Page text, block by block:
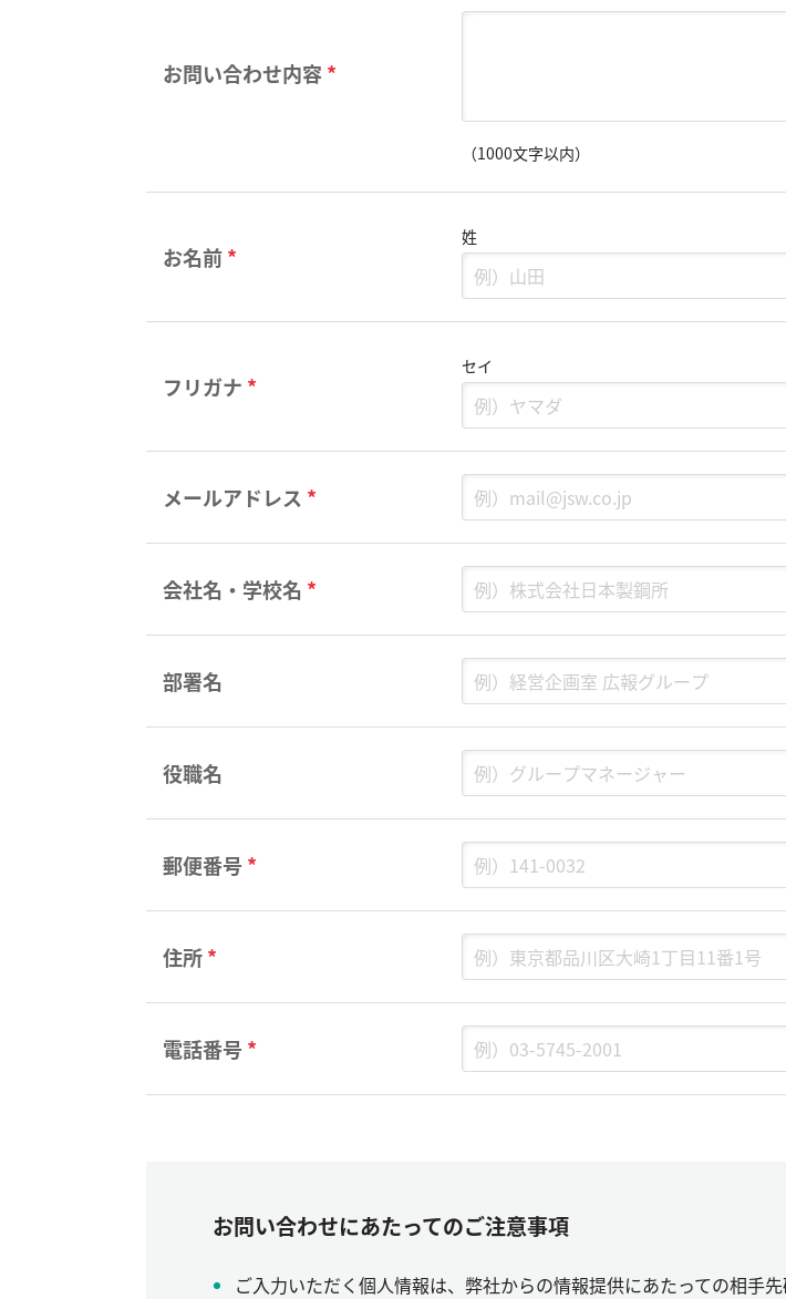
お問い合わせ内容*
（1000文字以内）
お名前*
姓
フリガナ *
セイ
メールアドレス *
会社名・学校名 *
部署名
役職名
郵便番号 *
住所*
電話番号 *
お問い合わせにあたってのご注意事項
ご入力いただく個人情報は、弊社からの情報提供にあたっての相手